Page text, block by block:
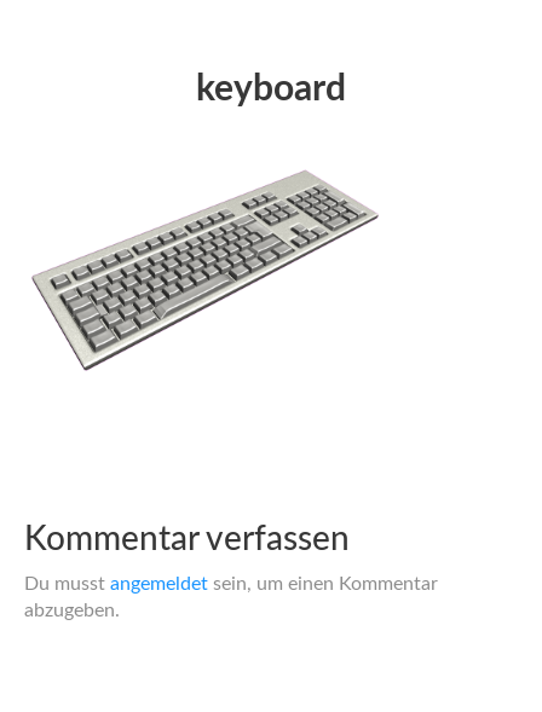
keyboard
Kommentar verfassen
Du musst angemeldet sein, um einen Kommentar
abzugeben.